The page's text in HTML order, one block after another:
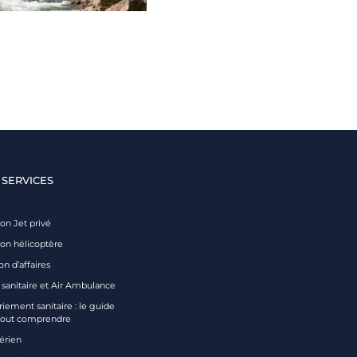
Jet privé
hélicoptère
d’affaires
et Air Ambulance
sanitaire : le guide
comprendre